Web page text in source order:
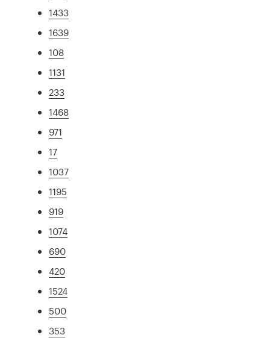
1433
1639
108
1131
233
1468
971
17
1037
1195
919
1074
690
420
1524
500
353